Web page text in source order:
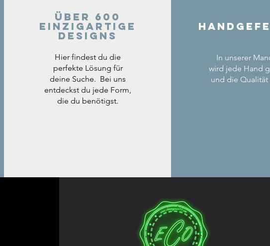
Über 600
einzigartige
Designs
Hier findest du die
perfekte Lösung für
deine Suche. Bei uns
entdeckst du jede Form,
die du benötigst.
In unserer
wird jede Hand
und die